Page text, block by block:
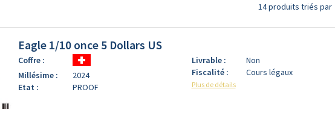
14 produits triés par
Eagle 1/10 once 5 Dollars US
Coffre :
Millésime :
2024
Etat :
PROOF
Livrable :
Non
Fiscalité :
Cours légaux
Plus de détails